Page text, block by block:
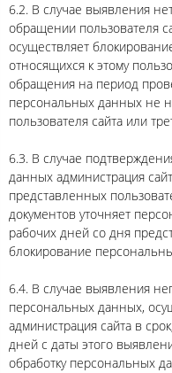
6.2. В случае выявления
обращении пользователя
осуществляет
относящихся к этому
обращения на период
персональных данных не
пользователя сайта или
6.3. В случае
данных администрация
представленных
документов уточняет
рабочих дней со дня
блокирование
6.4. В случае выявления
персональных данных,
администрация сайта в
дней с даты этого
обработку персональных